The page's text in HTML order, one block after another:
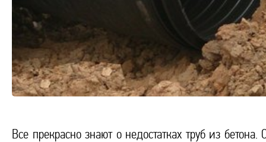
Все прекрасно знают о недостатках труб из